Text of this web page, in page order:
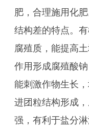
肥，合理施用化
结构差的特点。
腐殖质，能提高
作用形成腐殖酸
能刺激作物生长
进团粒结构形成
强，有利于盐分